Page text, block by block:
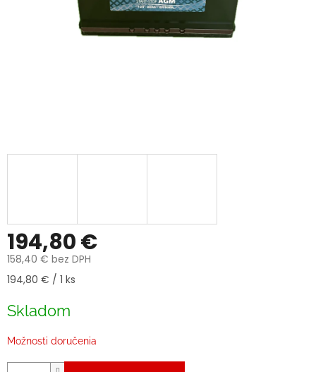
194,80 €
158,40 € bez DPH
Jednotková
194,80 € / 1 ks
Skladom
Možnosti doručenia